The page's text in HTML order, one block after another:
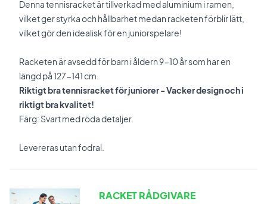
Denna tennisracket är tillverkad med aluminium i ramen,
vilket ger styrka och hållbarhet medan racketen förblir lätt,
vilket gör den idealisk för en juniorspelare!
Racketen är avsedd för barn i åldern 9-10 år som har en
längd på 127-141 cm.
Riktigt bra tennisracket för juniorer - Vacker design och i
riktigt bra kvalitet!
Färg: Svart med röda detaljer.
Levereras utan fodral.
RACKET RÅDGIVARE